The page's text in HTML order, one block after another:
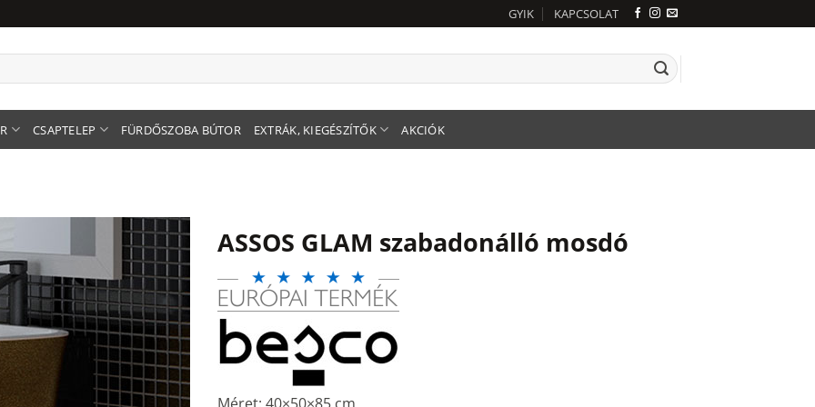
GYIK KAPCSOLAT
CSAPTELEP FÜRDŐSZOBA BÚTOR EXTRÁK, KIEGÉSZÍTŐK AKCIÓK
ASSOS GLAM szabadonálló mosdó
Méret: 40×50×85 cm